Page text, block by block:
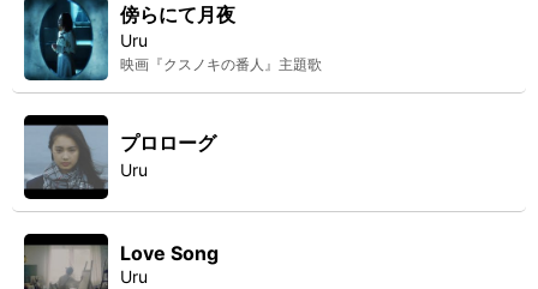
傍らにて月夜
Uru
映画『クスノキの番人』主題歌
プロローグ
Uru
Love Song
Uru